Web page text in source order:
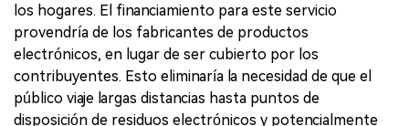
los hogares. El financiamiento para este servicio
provendría de los fabricantes de productos
electrónicos, en lugar de ser cubierto por los
contribuyentes. Esto eliminaría la necesidad de que el
público viaje largas distancias hasta puntos de
disposición de residuos electrónicos y potencialmente